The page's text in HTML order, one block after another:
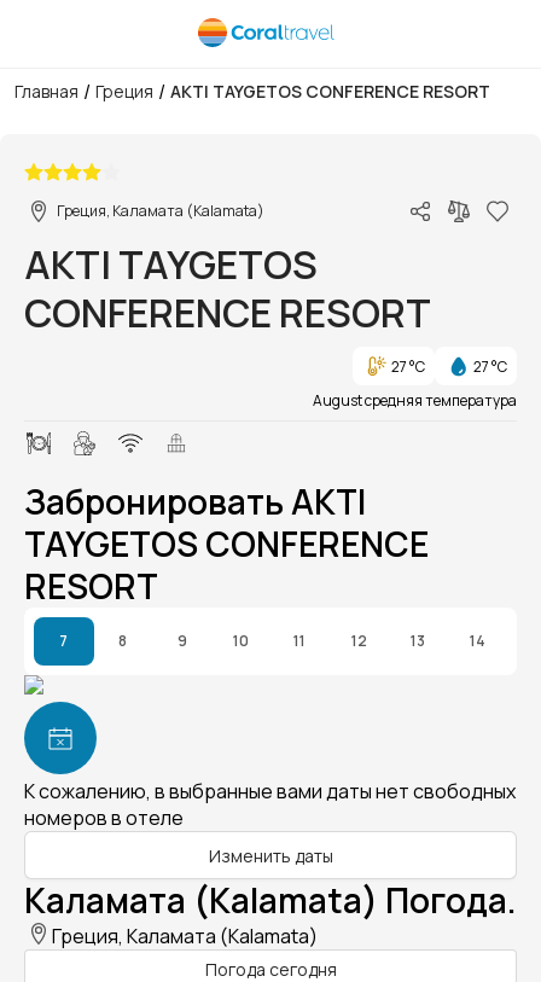
Главная / Греция / AKTI TAYGETOS CONFERENCE RESORT
Греция, Каламата (Kalamata)
AKTI TAYGETOS
CONFERENCE RESORT
27 °C
27 °C
August средняя температура
Забронировать AKTI
TAYGETOS CONFERENCE
RESORT
7 8 9 10 11 12 13 14
К сожалению, в выбранные вами даты нет свободных
номеров в отеле
Изменить даты
Каламата (Kalamata) Погода.
Греция, Каламата (Kalamata)
Погода сегодня